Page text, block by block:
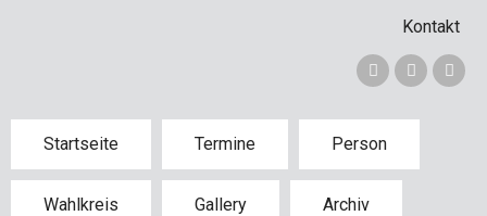
Kontakt
Startseite Termine Person
Wahlkreis Gallery Archiv